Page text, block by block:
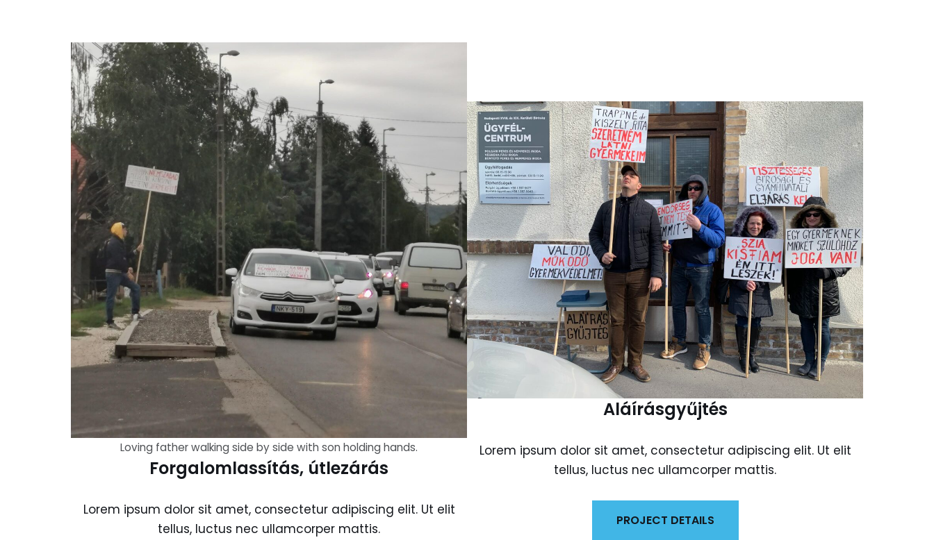
Loving father walking side by side with son holding hands.
Forgalomlassítás, útlezárás
Lorem ipsum dolor sit amet, consectetur adipiscing elit. Ut elit
tellus, luctus nec ullamcorper mattis.
Aláírásgyűjtés
Lorem ipsum dolor sit amet, consectetur adipiscing elit. Ut elit
tellus, luctus nec ullamcorper mattis.
PROJECT DETAILS